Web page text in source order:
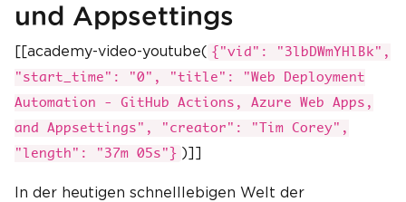
und Appsettings
[[academy-video-youtube( {"vid": "3lbDWmYHlBk",
"start_time": "0", "title": "Web Deployment
Automation - GitHub Actions, Azure Web Apps,
and Appsettings", "creator": "Tim Corey",
"length": "37m 05s"} )]]
In der heutigen schnelllebigen Welt der